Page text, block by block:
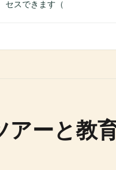
セスできます（
アーと教